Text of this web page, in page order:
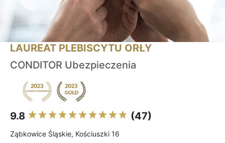
LAUREAT PLEBISCYTU ORŁY
CONDITOR Ubezpieczenia
9.8 (47)
Ząbkowice Śląskie, Kościuszki 16